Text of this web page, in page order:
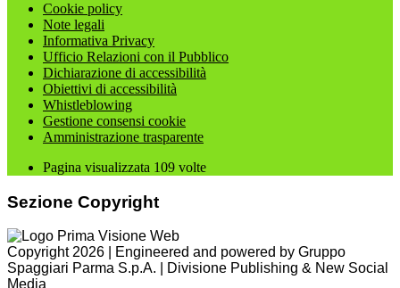
Cookie policy
Note legali
Informativa Privacy
Ufficio Relazioni con il Pubblico
Dichiarazione di accessibilità
Obiettivi di accessibilità
Whistleblowing
Gestione consensi cookie
Amministrazione trasparente
Pagina visualizzata 109 volte
Sezione Copyright
Copyright 2026 | Engineered and powered by Gruppo
Spaggiari Parma S.p.A. | Divisione Publishing & New Social
Media